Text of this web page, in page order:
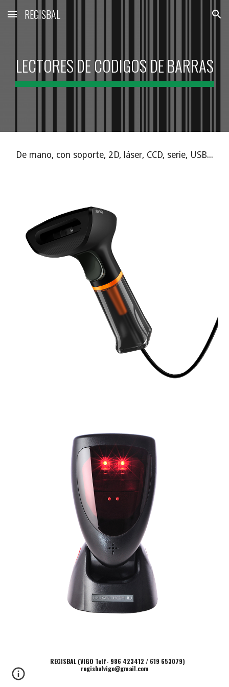
Skip to main content Skip to navigation
REGISBAL
LECTORES DE CODIGOS DE BARRAS
De mano, con soporte, 2D, láser, CCD, serie, USB...
REGISBAL (VIGO Telf- 986 423412 / 619 653079)
regisbalvigo@gmail.com